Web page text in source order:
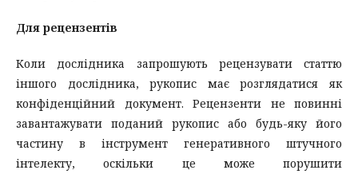
Для рецензентів
Коли дослідника запрошують рецензувати статтю
іншого дослідника, рукопис має розглядатися як
конфіденційний документ. Рецензенти не повинні
завантажувати поданий рукопис або будь-яку його
частину в інструмент генеративного штучного
інтелекту, оскільки це може порушити